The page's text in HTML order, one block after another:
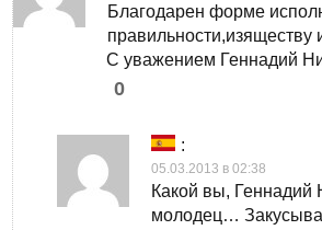
Благодарен форме
правильности,изяществу
С уважением Геннадий
0
:
05.03.2013 в 02:38
Какой вы, Геннадий
молодец…